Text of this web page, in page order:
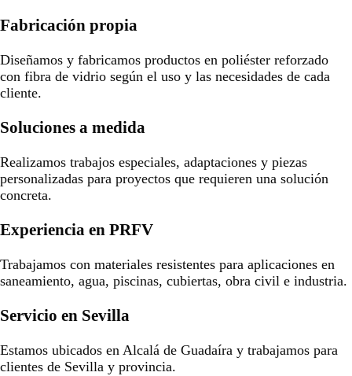
Fabricación propia
Diseñamos y fabricamos productos en poliéster reforzado
con fibra de vidrio según el uso y las necesidades de cada
cliente.
Soluciones a medida
Realizamos trabajos especiales, adaptaciones y piezas
personalizadas para proyectos que requieren una solución
concreta.
Experiencia en PRFV
Trabajamos con materiales resistentes para aplicaciones en
saneamiento, agua, piscinas, cubiertas, obra civil e industria.
Servicio en Sevilla
Estamos ubicados en Alcalá de Guadaíra y trabajamos para
clientes de Sevilla y provincia.